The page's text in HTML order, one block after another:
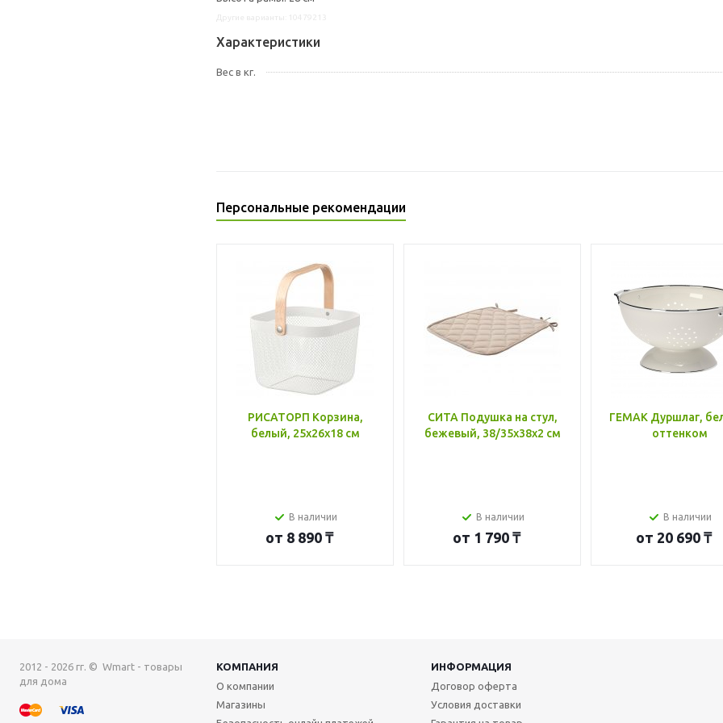
Характеристики
Вес в кг.
Персональные рекомендации
РИСАТОРП Корзина,
белый, 25x26x18 см
В наличии
от 8 890 ₸
СИТА Подушка на стул,
бежевый, 38/35x38x2 см
В наличии
от 1 790 ₸
ГЕМАК Дуршлаг,
оттенком
В наличии
от 20 690 ₸
2012 - 2026 гг. © Wmart - товары
для дома
КОМПАНИЯ
ИНФОРМАЦИЯ
О компании
Магазины
Договор оферта
Условия доставки